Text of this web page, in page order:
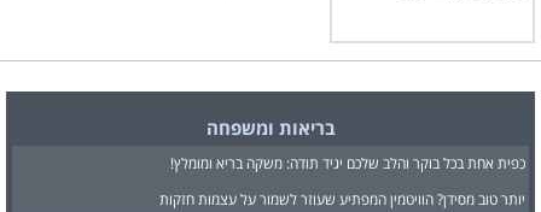
בריאות ומשפחה
כפית אחת בכל בוקר והלב שלכם יגיד תודה: משקה בריא ומומלץ!
יותר טוב מסידן? הוויטמין המפתיע שעוזר לשמור על עצמות חזקות